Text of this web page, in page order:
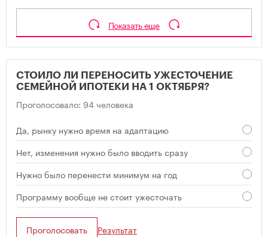
Показать еще
СТОИЛО ЛИ ПЕРЕНОСИТЬ УЖЕСТОЧЕНИЕ
СЕМЕЙНОЙ ИПОТЕКИ НА 1 ОКТЯБРЯ?
Проголосовало: 94 человека
Да, рынку нужно время на адаптацию
Нет, изменения нужно было вводить сразу
Нужно было перенести минимум на год
Программу вообще не стоит ужесточать
Проголосовать Результат